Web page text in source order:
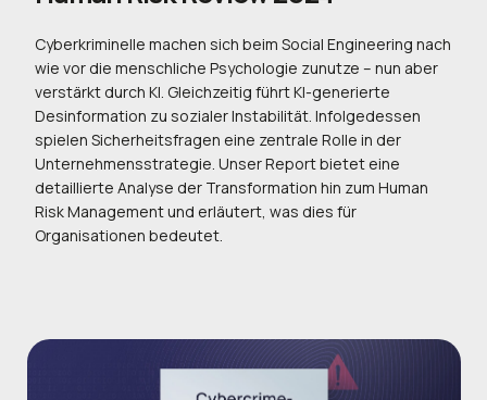
Cyberkriminelle machen sich beim Social Engineering nach
wie vor die menschliche Psychologie zunutze – nun aber
verstärkt durch KI. Gleichzeitig führt KI-generierte
Desinformation zu sozialer Instabilität. Infolgedessen
spielen Sicherheitsfragen eine zentrale Rolle in der
Unternehmensstrategie. Unser Report bietet eine
detaillierte Analyse der Transformation hin zum Human
Risk Management und erläutert, was dies für
Organisationen bedeutet.